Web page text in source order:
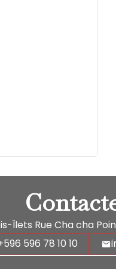
Îlets Rue Cha cha
596 78 10 10